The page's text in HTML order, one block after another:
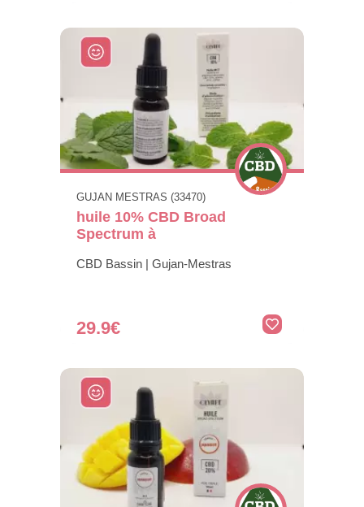
GUJAN MESTRAS (33470)
huile 10% CBD Broad
Spectrum à
CBD Bassin | Gujan-Mestras
29.9€